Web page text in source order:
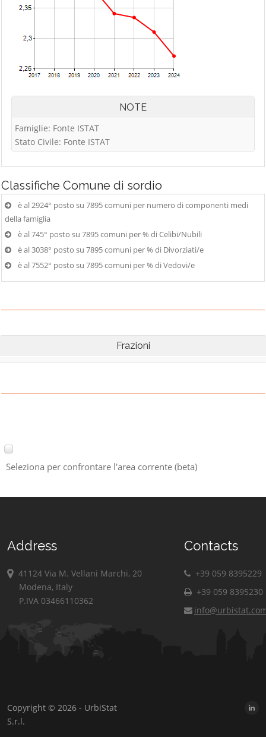
NOTE
Famiglie: Fonte ISTAT
Stato Civile: Fonte ISTAT
Classifiche Comune di sordio
è al 2924° posto su 7895 comuni per numero di componenti medi
della famiglia
è al 745° posto su 7895 comuni per % di Celibi/Nubili
è al 3038° posto su 7895 comuni per % di Divorziati/e
è al 7552° posto su 7895 comuni per % di Vedovi/e
Frazioni
Seleziona per confrontare l'area corrente (beta)
Address
41124 Via M. Vellani Marchi, 20
Modena, Italy
P.IVA 03466110362
Contacts
+39 059 8395229
+39 059 8395230
Copyright © 2026 - UrbiStat
S.r.l.